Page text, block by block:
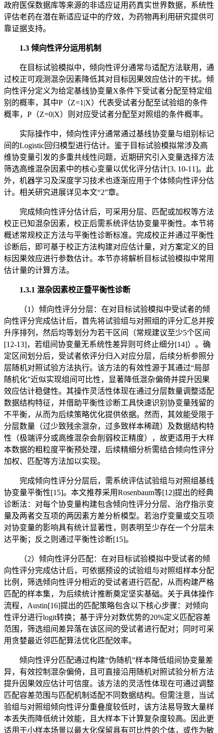
政府医保数据库等来源的非适应证用药真实世界数据，系统性
评估老药在潜在新适应证中的疗效，为药物再利用研究提供可
靠证据支持。
1.3 倾向性评分运用机制
在目标试验模拟中，倾向性评分通常与适配方法联用，通
过校正可观测混杂因素降低其对目标因果效应估计的干扰。倾
向性评分定义为给定基线协变量X条件下受试者分配至特定组
别的概率，其中P（Z=1|X）代表受试者分配至试验组的条件
概率，P（Z=0|X）则对应受试者分配至对照组的条件概率。
实际操作中，倾向性评分通常通过基线协变量与组别标记
间的Logistic回归模型进行估计。鉴于目标试验模拟常涉及高
维协变量引发的多重共线性问题，近期研究引入变量选择方法
筛选高维混杂因素中的核心变量以优化评分估计[3, 10-11]。此
外，机器学习及深度学习技术也逐渐应用于个体倾向性评分估
计。相关研究进展详见本文“2”章。
完成倾向性评分估计后，可采用分层、匹配或加权等方法
校正已知混杂因素，校正后需系统评估协变量平衡性。本节将
概述常规校正方法与平衡性诊断标准。完成校正并通过平衡性
诊断后，即可基于校正方法构建对应估计量，对方案定义的目
标因果效应进行参数估计。本节亦将解析目标试验模拟中常用
估计量的计算方法。
1.3.1 混杂因素校正暨平衡性诊断
（1）倾向性评分分层：在对目标试验模拟中受试者的倾
向性评分完成估计后，首先将试验组与对照组的评分汇总并按
升序排列，然后均等划分为若干区间（常规建议至少5个区间
[12-13]，若组间协变量无系统性差异则可终止细分[14]）。确
定区间划分后，受试者依评分归入对应分层，后续分析参照分
层随机对照试验方法执行。该方法的有效性源于其通过“局部
随机化”近似实现组间可比性，显著降低混杂偏倚并提升因果
效应估计稳健性。其操作灵活性体现在通过分层数量调整适配
数据结构特征，并借助平衡性诊断工具快速识别协变量残留的
不平衡，从而为后续策略优化提供依据。然而，其效能受限于
分层数量（过少致残余混杂，过多致样本稀疏）及数据结构特
性（极端评分或高维混杂会削弱校正精度），故更适用于大样
本数据的粗粒度平衡预处理，后续精细分析需结合倾向性评分
加权、匹配等方法加以实现。
完成倾向性评分分层后，需系统评估试验组与对照组基线
协变量平衡性[15]。本文推荐采用Rosenbaum等[12]提出的经典
诊断法：对每个协变量构建包含倾向性评分分层、治疗指示变
量及两者交互项的两因素方差分析模型。若治疗变量或交互项
对协变量的影响具有统计显著性，则表明至少存在一个分层未
达平衡；反之则通过平衡性诊断[15]。
（2）倾向性评分匹配：在对目标试验模拟中受试者的倾
向性评分完成估计后，可依据预设的试验组与对照组样本分配
比例，筛选倾向性评分相近的受试者进行匹配，从而构建严格
匹配的样本集，为后续统计推断奠定坚实基础。关于具体操作
流程，Austin[16]提出的匹配策略包含以下核心步骤：对倾向
性评分进行logit转换；基于评分对数优势的20%定义匹配容差
范围，筛选组间差异落在该区间的受试者进行配对；同时可采
用贪婪最近邻匹配算法优化匹配效率。
倾向性评分匹配通过构建“伪随机”样本降低组间协变量差
异，有效控制混杂偏倚，且可直接沿用随机对照试验分析方法
提升因果效应估计可信度。该方法的灵活性体现在可通过调整
匹配容差范围与匹配机制适配不同数据结构。但需注意，当试
验组与对照组倾向性评分重叠度较低时，该方法易导致大量样
本丢失而降低统计效能，且大样本下计算复杂度较高。因此更
适用于小样本场景以最大化保留具有可比性的个体，或作为敏